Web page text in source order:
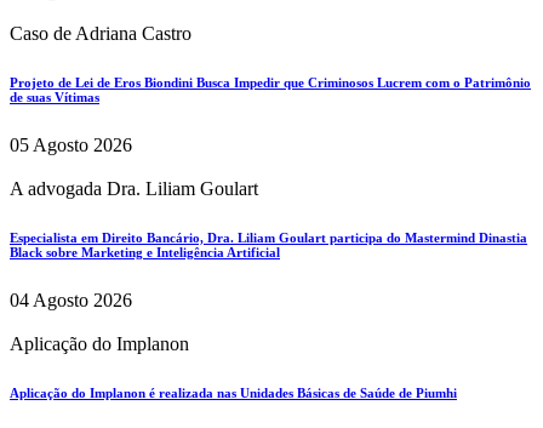
Caso de Adriana Castro
Projeto de Lei de Eros Biondini Busca Impedir que Criminosos Lucrem com o Patrimônio
de suas Vítimas
05 Agosto 2026
A advogada Dra. Liliam Goulart
Especialista em Direito Bancário, Dra. Liliam Goulart participa do Mastermind Dinastia
Black sobre Marketing e Inteligência Artificial
04 Agosto 2026
Aplicação do Implanon
Aplicação do Implanon é realizada nas Unidades Básicas de Saúde de Piumhi